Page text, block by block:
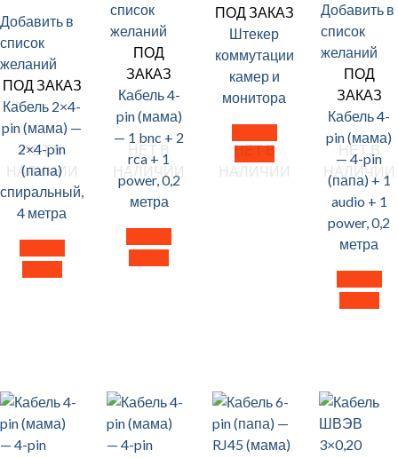
Добавить в
список
желаний
НЕТ В
НАЛИЧИИ
ПОД ЗАКАЗ
Кабель 2×4-
pin (мама) —
2×4-pin
(папа)
спиральный,
4 метра
список
желаний
НЕТ В
НАЛИЧИИ
ПОД
ЗАКАЗ
Кабель 4-
pin (мама)
— 1 bnc + 2
rca + 1
power, 0,2
метра
НЕТ В
НАЛИЧИИ
ПОД ЗАКАЗ
Штекер
коммутации
камер и
монитора
далее
Добавить в
список
желаний
НЕТ В
НАЛИЧИИ
ПОД
ЗАКАЗ
Кабель 4-
pin (мама)
— 4-pin
(папа) + 1
audio + 1
power, 0,2
метра